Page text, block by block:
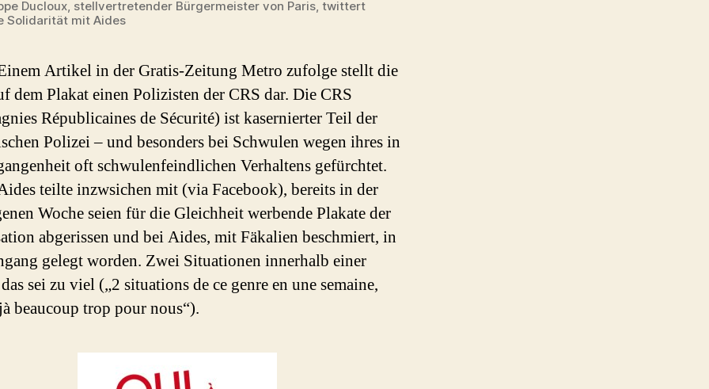
Ducloux, stellvertretender Bürgermeister von Paris, twittert
Solidarität mit Aides
Artikel in der Gratis-Zeitung Metro zufolge stellt die
dem Plakat einen Polizisten der CRS dar. Die CRS
Républicaines de Sécurité) ist kasernierter Teil der
Polizei – und besonders bei Schwulen wegen ihres in
oft schwulenfeindlichen Verhaltens gefürchtet.
teilte inzwsichen mit (via Facebook), bereits in der
Woche seien für die Gleichheit werbende Plakate der
abgerissen und bei Aides, mit Fäkalien beschmiert, in
gelegt worden. Zwei Situationen innerhalb einer
sei zu viel („2 situations de ce genre en une semaine,
beaucoup trop pour nous“).